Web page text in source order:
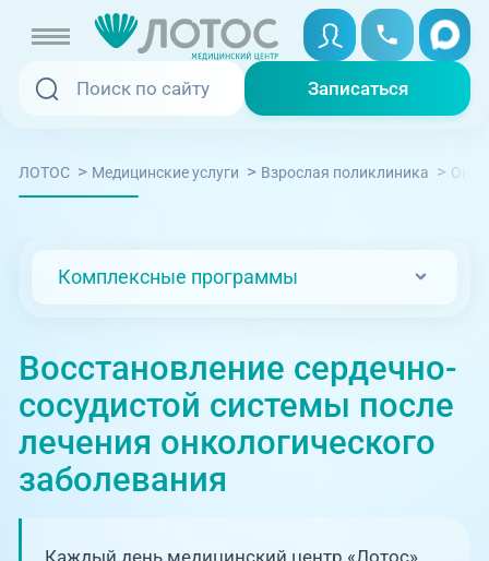
Записаться
Записаться
Услуги и цены
Отзывы
Адреса клиник
Записаться онлайн
Вызвать скорую
Медицина на дому
Телемедицина
+7 (351) 220-00-03
Единая справочная служба,
ЛОТОС > Медицинские услуги > Взрослая поликлиника >
Комплексные программы
Восстановление сердечно-
сосудистой системы после
лечения онкологического
заболевания
Каждый день медицинский центр «Лотос»